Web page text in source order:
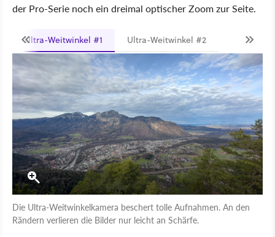
der Pro-Serie noch ein dreimal optischer Zoom zur Seite.
Ultra-Weitwinkel #1 Ultra-Weitwinkel #2
Die Ultra-Weitwinkelkamera beschert tolle Aufnahmen. An den
Rändern verlieren die Bilder nur leicht an Schärfe.